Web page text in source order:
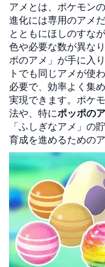
アメとは、ポケモン
進化には専用のアメ
とともにほしのすな
色や必要な数が異な
ポのアメ」が手に入
トでも同じアメが使
必要で、効率よく集
実現できます。ポケ
法や、特にポッポの
「ふしぎなアメ」の
育成を進めるための